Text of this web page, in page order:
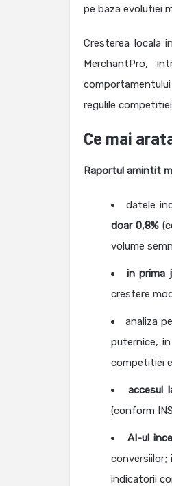
pe baza evolutiei
Cresterea locala
MerchantPro,
regulile
Ce mai
Raportul amintit
datele
doar 0,8%
volume
in prima
crestere
analiza
puternice,
competitiei
accesul
(conform
AI-ul
indicatorii